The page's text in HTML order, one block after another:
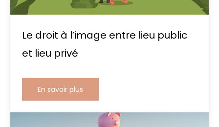
Le droit à l’image entre lieu public
et lieu privé
En savoir plus